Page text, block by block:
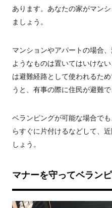
あります。あなたの家がマン
ましょう。
マンションやアパートの場合
ようなものは置いてはいけな
は避難経路として使われるた
うと、有事の際に住民が避難
ベランピングが可能な場合で
らすぐに片付けるなどして、
しょう。
マナーを守ってベラン